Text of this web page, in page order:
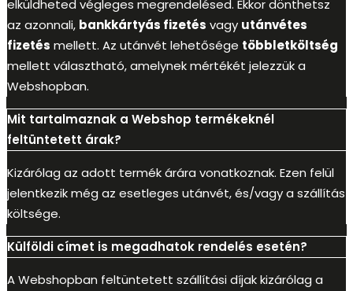
elküldheted végleges megrendelésed. Ekkor dönthetsz
az azonnali, bankkártyás fizetés vagy utánvétes
fizetés mellett. Az utánvét lehetősége többletköltség
mellett választható, amelynek mértékét jelezzük a
Webshopban.
Mit tartalmaznak a Webshop termékeknél
feltüntetett árak?
Kizárólag az adott termék árára vonatkoznak. Ezen felül
jelentkezik még az esetleges utánvét, és/vagy a szállítás
költsége.
Külföldi címet is megadhatok rendelés esetén?
A Webshopban feltüntetett szállítási díjak kizárólag a